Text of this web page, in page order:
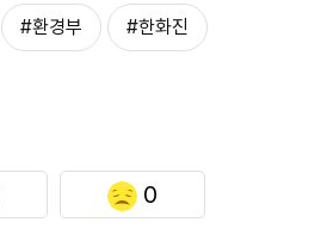
#환경부 #한화진
0